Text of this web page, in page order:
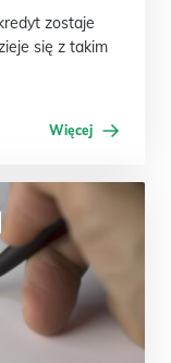
zostaje
się z takim
Więcej